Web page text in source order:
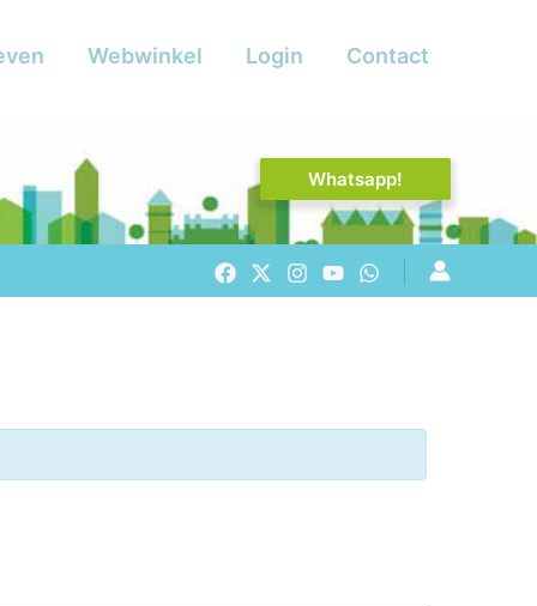
Webwinkel Login Contact
Whatsapp!